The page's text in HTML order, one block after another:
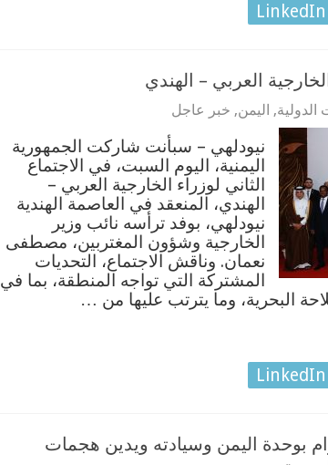
LinkedIn
العربي – الهندي
الدولية, اليمن, خبر عاجل
نيودلهي – سبأنت شاركت الجمهورية
اليمنية، اليوم السبت، في الاجتماع
الثاني لوزراء الخارجية العربي –
الهندي، المنعقد في العاصمة الهندية
نيودلهي، بوفد ترأسه نائب وزير
الخارجية وشؤون المغتربين، مصطفى
نعمان. وناقش الاجتماع، التحديات
المشتركة التي تواجه المنطقة، بما في
البحرية، وما يترتب عليها من …
LinkedIn
بوحدة اليمن وسيادته ويدين هجمات